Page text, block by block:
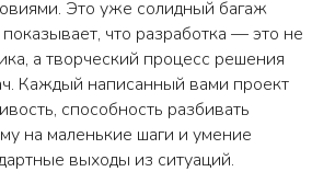
Это уже солидный багаж
что разработка — это не
а творческий процесс решения
Каждый написанный вами проект
способность разбивать
на маленькие шаги и умение
выходы из ситуаций.
Полезные